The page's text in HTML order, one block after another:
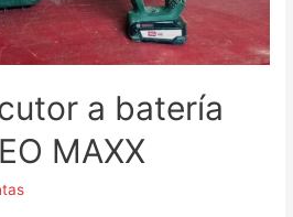
a batería
MAXX